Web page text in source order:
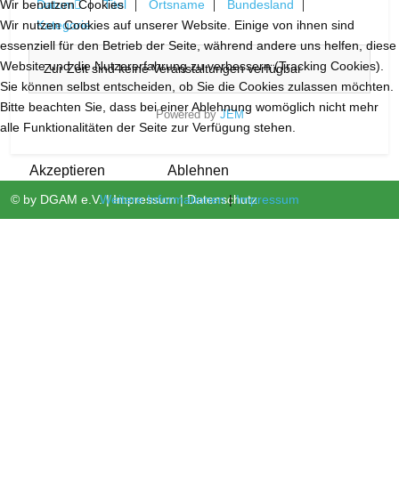
Datum Titel Ortsname
Bundesland
Kategorie
Zur Zeit sind keine Veranstaltungen verfügbar
Powered byJEM
© by DGAM e.V.|Impressum|Datenschutz
Wir benutzen Cookies
Wir nutzen Cookies auf unserer Website. Einige von ihnen sind
essenziell für den Betrieb der Seite, während andere uns helfen, diese
Website und die Nutzererfahrung zu verbessern (Tracking Cookies).
Sie können selbst entscheiden, ob Sie die Cookies zulassen möchten.
Bitte beachten Sie, dass bei einer Ablehnung womöglich nicht mehr
alle Funktionalitäten der Seite zur Verfügung stehen.
Akzeptieren Ablehnen
Weitere Informationen|Impressum